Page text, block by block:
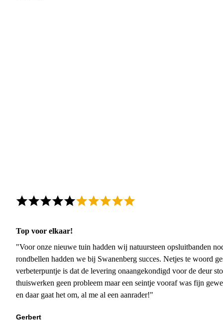
Top voor elkaar!
"Voor onze nieuwe tuin hadden wij natuursteen opsluitbanden
rondbellen hadden we bij Swanenberg succes. Netjes te woord
verbeterpuntje is dat de levering onaangekondigd voor de deur
thuiswerken geen probleem maar een seintje vooraf was fijn
en daar gaat het om, al me al een aanrader!"
Gerbert